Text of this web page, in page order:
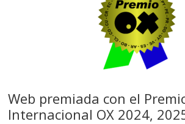
Web premiada con el
Internacional OX 2024,